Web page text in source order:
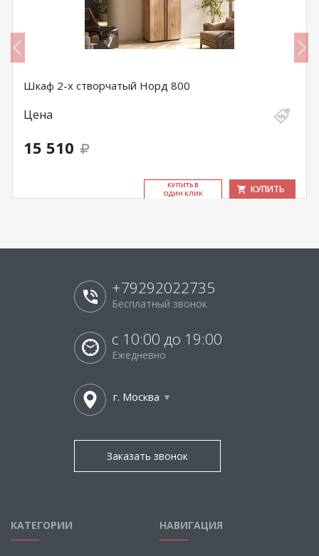
Шкаф 2-х створчатый Норд 800
Цена
15 510
КУ­ПИТЬ В
ОДИН КЛИК
КУПИТЬ
+79292022735
Бесплатный звонок
с 10:00 до 19:00
Ежедневно
г. Москва
Заказать звонок
КАТЕГОРИИ НАВИГАЦИЯ